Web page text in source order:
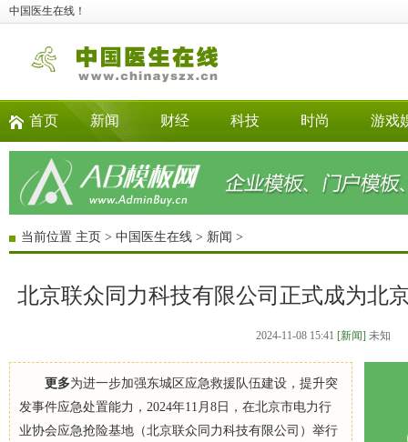
中国医生在线！
首页 新闻 财经 科技 时尚 游戏
当前位置 主页 > 中国医生在线 > 新闻 >
北京联众同力科技有限公司正式成为北
2024-11-08 15:41 [新闻] 未知
更多为进一步加强东城区应急救援队伍建设，提升突
发事件应急处置能力，2024年11月8日，在北京市电力行
业协会应急抢险基地（北京联众同力科技有限公司）举行